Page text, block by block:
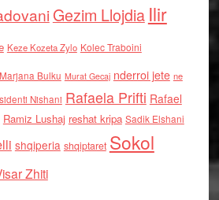
Gezim Llojdia Ilir
Keze Kozeta Zylo Kolec Traboini
Marjana Bulku Murat Gecaj nderroi jete ne
Nishani Rafaela Prifti Rafael
Ramiz Lushaj reshat kripa Sadik Elshani
shqiperia shqiptaret Sokol
Zhiti